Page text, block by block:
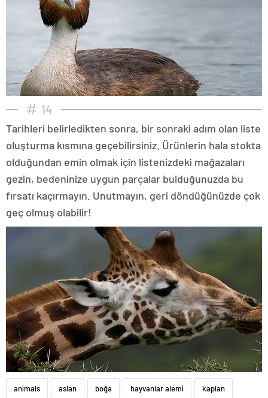
14
Tarihleri belirledikten sonra, bir sonraki adım olan liste
oluşturma kısmına geçebilirsiniz. Ürünlerin hala stokta
olduğundan emin olmak için listenizdeki mağazaları
gezin, bedeninize uygun parçalar bulduğunuzda bu
fırsatı kaçırmayın. Unutmayın, geri döndüğünüzde çok
geç olmuş olabilir!
animals aslan boğa hayvanlar alemi kaplan